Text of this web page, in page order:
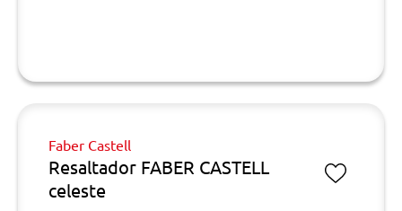
Faber Castell
Resaltador FABER CASTELL
celeste